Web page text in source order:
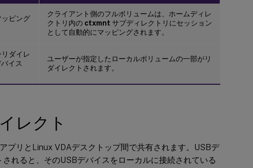
ッピング
クライアント側のフルボリュームは、ホームディレ
クトリ内の ctxmnt サブディレクトリにセッション
として自動的にマッピングされます。
ダイレ
イス
ユーザーが指定したローカルボリュームの一部がリ
ダイレクトされます。
レクト
プリとLinux VDAデスクトップ間で共有されます。USBデ
れると、そのUSBデバイスをローカルに接続されている